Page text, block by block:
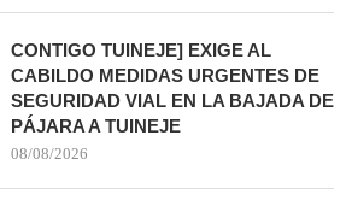
CONTIGO TUINEJE] EXIGE AL
CABILDO MEDIDAS URGENTES DE
SEGURIDAD VIAL EN LA BAJADA DE
PÁJARA A TUINEJE
08/08/2026